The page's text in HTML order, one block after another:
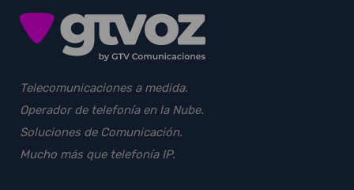
Telecomunicaciones a medida.
Operador de telefonía en la Nube.
Soluciones de Comunicación.
Mucho más que telefonía IP.